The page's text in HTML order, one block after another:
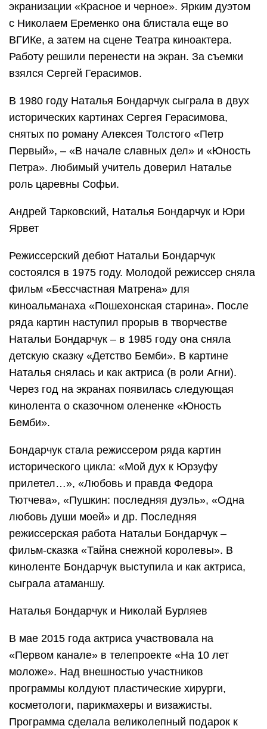
экранизации «Красное и черное». Ярким дуэтом
с Николаем Еременко она блистала еще во
ВГИКе, а затем на сцене Театра киноактера.
Работу решили перенести на экран. За съемки
взялся Сергей Герасимов.
В 1980 году Наталья Бондарчук сыграла в двух
исторических картинах Сергея Герасимова,
снятых по роману Алексея Толстого «Петр
Первый», – «В начале славных дел» и «Юность
Петра». Любимый учитель доверил Наталье
роль царевны Софьи.
Андрей Тарковский, Наталья Бондарчук и Юри
Ярвет
Режиссерский дебют Натальи Бондарчук
состоялся в 1975 году. Молодой режиссер сняла
фильм «Бессчастная Матрена» для
киноальманаха «Пошехонская старина». После
ряда картин наступил прорыв в творчестве
Натальи Бондарчук – в 1985 году она сняла
детскую сказку «Детство Бемби». В картине
Наталья снялась и как актриса (в роли Агни).
Через год на экранах появилась следующая
кинолента о сказочном олененке «Юность
Бемби».
Бондарчук стала режиссером ряда картин
исторического цикла: «Мой дух к Юрзуфу
прилетел…», «Любовь и правда Федора
Тютчева», «Пушкин: последняя дуэль», «Одна
любовь души моей» и др. Последняя
режиссерская работа Натальи Бондарчук –
фильм-сказка «Тайна снежной королевы». В
киноленте Бондарчук выступила и как актриса,
сыграла атаманшу.
Наталья Бондарчук и Николай Бурляев
В мае 2015 года актриса участвовала на
«Первом канале» в телепроекте «На 10 лет
моложе». Над внешностью участников
программы колдуют пластические хирурги,
косметологи, парикмахеры и визажисты.
Программа сделала великолепный подарок к